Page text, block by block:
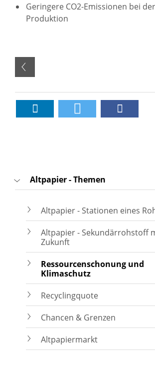
Geringere CO2-Emissionen bei der
Produktion
Altpapier - Themen
Altpapier - Stationen eines
Altpapier - Sekundärrohstoff
Zukunft
Ressourcenschonung und
Klimaschutz
Recyclingquote
Chancen & Grenzen
Altpapiermarkt